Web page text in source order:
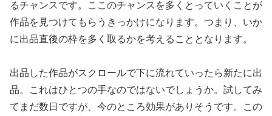
るチャンスです。ここのチャンスを多くとっていくことが
作品を見つけてもらうきっかけになります。つまり、いか
に出品直後の枠を多く取るかを考えることとなります。
出品した作品がスクロールで下に流れていったら新たに出
品。これはひとつの手なのではないでしょうか。試してみ
てまだ数日ですが、今のところ効果がありそうです。この